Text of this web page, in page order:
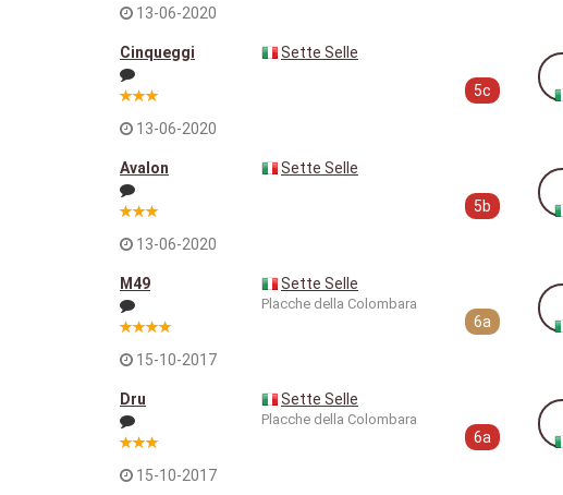
13-06-2020
Cinqueggi
13-06-2020
Sette Selle
5c
Avalon
13-06-2020
Sette Selle
5b
M49
15-10-2017
Sette Selle
Placche della Colombara
6a
Dru
15-10-2017
Sette Selle
Placche della Colombara
6a